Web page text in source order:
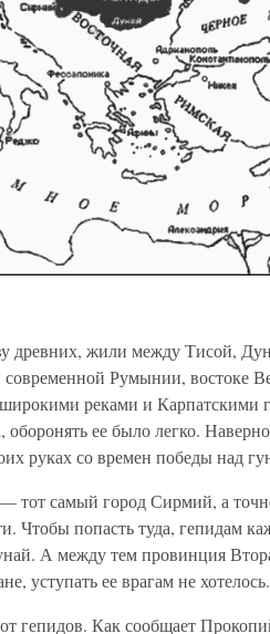
древних, жили между Тисой,
Румынии, востоке
реками и Карпатскими
ее было легко.
руках со времен победы над
тот самый город Сирмий, а
Чтобы попасть туда, гепидам
А между тем провинция
уступать ее врагам не хотелось.
гепидов. Как сообщает